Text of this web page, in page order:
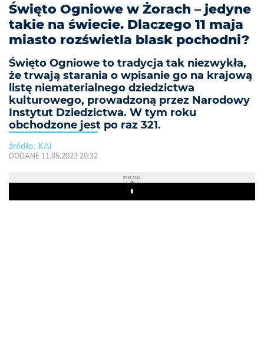
Święto Ogniowe w Żorach – jedyne
takie na świecie. Dlaczego 11 maja
miasto rozświetla blask pochodni?
Święto Ogniowe to tradycja tak niezwykła,
że trwają starania o wpisanie go na krajową
listę niematerialnego dziedzictwa
kulturowego, prowadzoną przez Narodowy
Instytut Dziedzictwa. W tym roku
obchodzone jest po raz 321.
KAI
DODANE 11.05.2023 20:32
REKLAMA
Play